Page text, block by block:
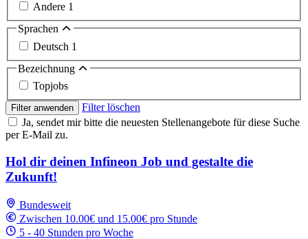
Andere 1
Sprachen
Deutsch 1
Bezeichnung
Topjobs
Filter anwenden
Filter löschen
Ja, sendet mir bitte die neuesten Stellenangebote für diese Suche
per E-Mail zu.
Hol dir deinen Infineon Job und gestalte die
Zukunft!
Bundesweit
Zwischen 10.00€ und 15.00€ pro Stunde
5 - 40 Stunden pro Woche